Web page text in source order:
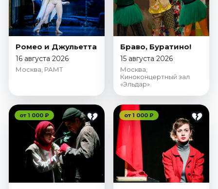
Ромео и Джульетта
16 августа 2026
Москва, РАМТ
Браво, Буратино!
15 августа 2026
Москва,
Киноконцертный зал
«Эльдар»
от 1 000 ₽ от 1 000 ₽